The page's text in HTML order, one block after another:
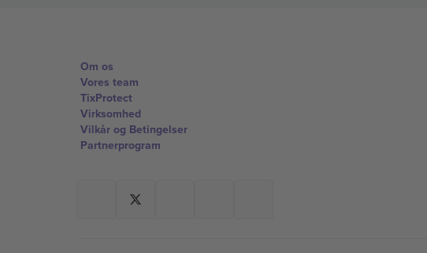
Om os
Vores team
TixProtect
Virksomhed
Vilkår og Betingelser
Partnerprogram